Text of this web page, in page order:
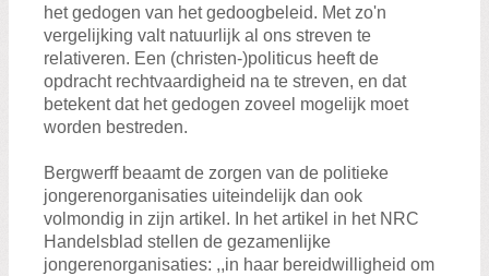
het gedogen van het gedoogbeleid. Met zo'n
vergelijking valt natuurlijk al ons streven te
relativeren. Een (christen-)politicus heeft de
opdracht rechtvaardigheid na te streven, en dat
betekent dat het gedogen zoveel mogelijk moet
worden bestreden.
Bergwerff beaamt de zorgen van de politieke
jongerenorganisaties uiteindelijk dan ook
volmondig in zijn artikel. In het artikel in het NRC
Handelsblad stellen de gezamenlijke
jongerenorganisaties: ,,in haar bereidwilligheid om